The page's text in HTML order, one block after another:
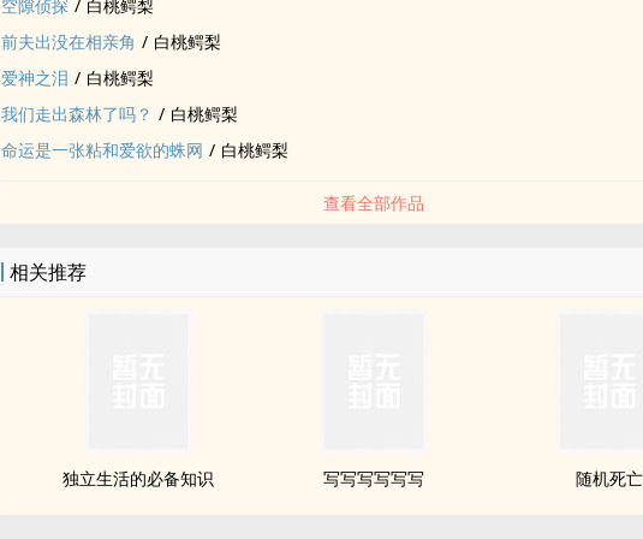
空隙侦探 / 白桃鳄梨
前夫出没在相亲角 / 白桃鳄梨
爱神之泪 / 白桃鳄梨
我们走出森林了吗？ / 白桃鳄梨
命运是一张粘和爱欲的蛛网 / 白桃鳄梨
查看全部作品
相关推荐
独立生活的必备知识 写写写写写写 随机死亡